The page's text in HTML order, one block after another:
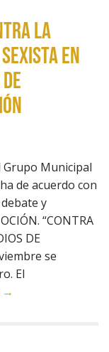
LA
EN
Grupo Municipal
de acuerdo con
y
“CONTRA
DE
se
El
→